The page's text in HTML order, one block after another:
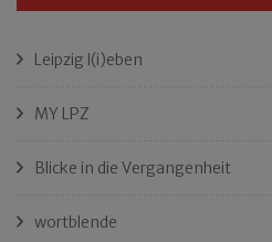
Leipzig l(i)eben
MY LPZ
Blicke in die Vergangenheit
wortblende